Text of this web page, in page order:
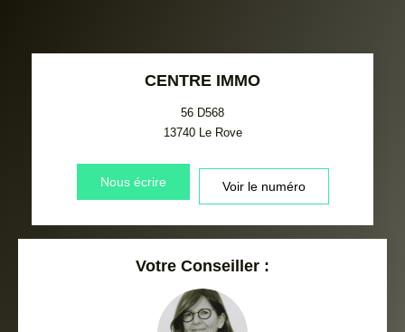
CENTRE IMMO
56 D568
13740 Le Rove
Nous écrire Voir le numéro
Votre Conseiller :